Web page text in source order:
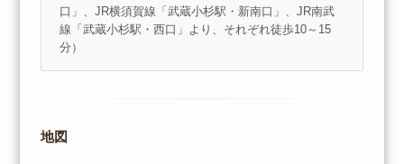
口」、JR横須賀線「武蔵小杉駅・新南口」、JR南武
線「武蔵小杉駅・西口」より、それぞれ徒歩10～15
分）
地図